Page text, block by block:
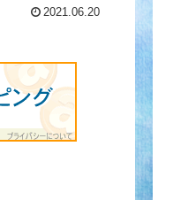
2021.06.20